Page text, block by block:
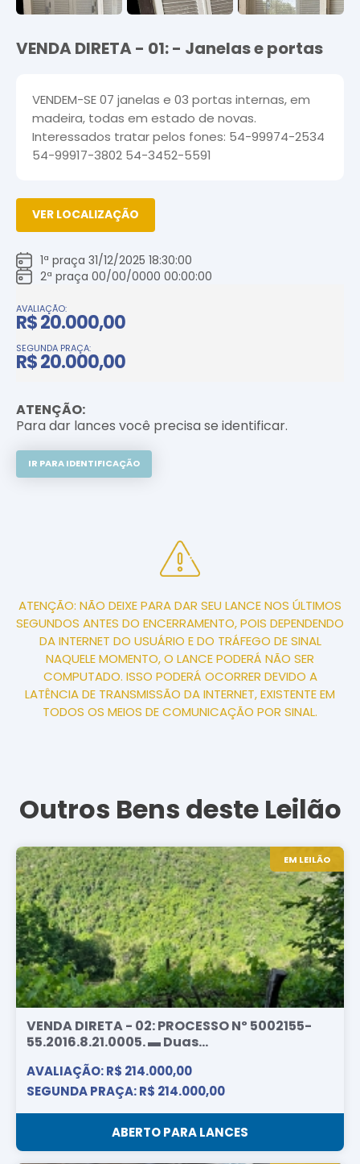
VENDA DIRETA - 01: - Janelas e portas
VENDEM-SE 07 janelas e 03 portas internas, em
madeira, todas em estado de novas.
Interessados tratar pelos fones: 54-99974-2534
54-99917-3802 54-3452-5591
VER LOCALIZAÇÃO
1ª praça 31/12/2025 18:30:00
2ª praça 00/00/0000 00:00:00
AVALIAÇÃO:
R$ 20.000,00
SEGUNDA PRAÇA:
R$ 20.000,00
ATENÇÃO:
Para dar lances você precisa se identificar.
IR PARA IDENTIFICAÇÃO
ATENÇÃO: NÃO DEIXE PARA DAR SEU LANCE NOS ÚLTIMOS
SEGUNDOS ANTES DO ENCERRAMENTO, POIS DEPENDENDO
DA INTERNET DO USUÁRIO E DO TRÁFEGO DE SINAL
NAQUELE MOMENTO, O LANCE PODERÁ NÃO SER
COMPUTADO. ISSO PODERÁ OCORRER DEVIDO A
LATÊNCIA DE TRANSMISSÃO DA INTERNET, EXISTENTE EM
TODOS OS MEIOS DE COMUNICAÇÃO POR SINAL.
Outros Bens deste Leilão
EM LEILÃO
VENDA DIRETA - 02: PROCESSO Nº 5002155-
55.2016.8.21.0005. ▬ Duas...
AVALIAÇÃO: R$ 214.000,00
SEGUNDA PRAÇA: R$ 214.000,00
ABERTO PARA LANCES